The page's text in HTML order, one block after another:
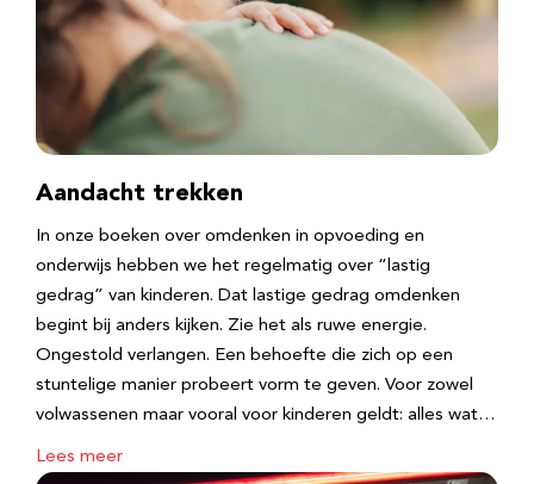
Aandacht trekken
In onze boeken over omdenken in opvoeding en
onderwijs hebben we het regelmatig over “lastig
gedrag” van kinderen. Dat lastige gedrag omdenken
begint bij anders kijken. Zie het als ruwe energie.
Ongestold verlangen. Een behoefte die zich op een
stuntelige manier probeert vorm te geven. Voor zowel
volwassenen maar vooral voor kinderen geldt: alles wat…
Lees meer